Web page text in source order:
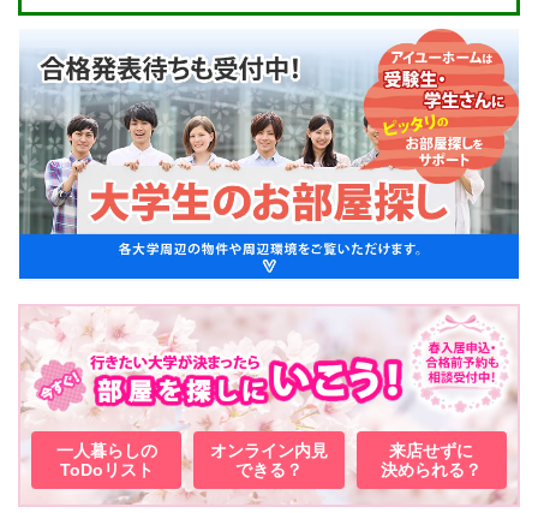
一人暮らしの
ToDoリスト
オンライン内見
できる？
来店せずに
決められる？